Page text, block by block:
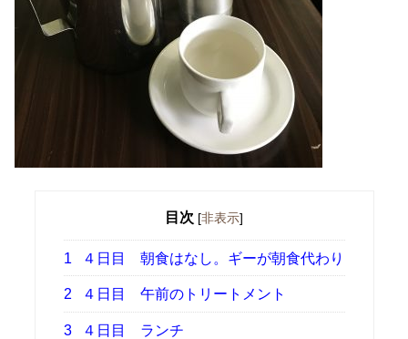
目次 [非表示]
1 ４日目 朝食はなし。ギーが朝食代わり
2 ４日目 午前のトリートメント
3 ４日目 ランチ